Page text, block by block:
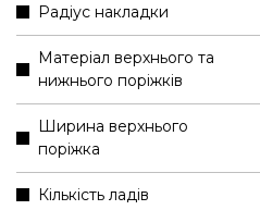
Радіус накладки
Матеріал верхнього та
нижнього поріжків
Ширина верхнього
поріжка
Кількість ладів